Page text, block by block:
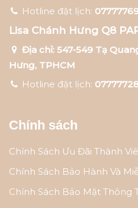
Hotline đặt lịch:
Lisa Chánh Hưng Q8
Địa chỉ: 547-549 Tạ
Hưng, TPHCM
Hotline đặt lịch:
Chính sách
Chính Sách Ưu Đãi Thành
Chính Sách Bảo Hành Và
Chính Sách Bảo Mật Thông